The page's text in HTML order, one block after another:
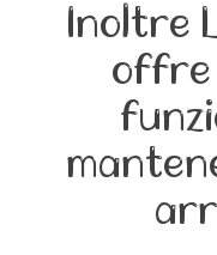
Inoltre
offre